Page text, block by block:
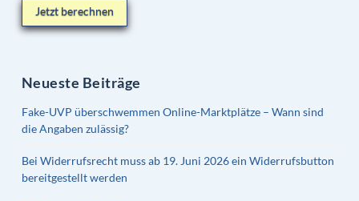
Jetzt berechnen
Neueste Beiträge
Fake-UVP überschwemmen Online-Marktplätze – Wann sind
die Angaben zulässig?
Bei Widerrufsrecht muss ab 19. Juni 2026 ein Widerrufsbutton
bereitgestellt werden